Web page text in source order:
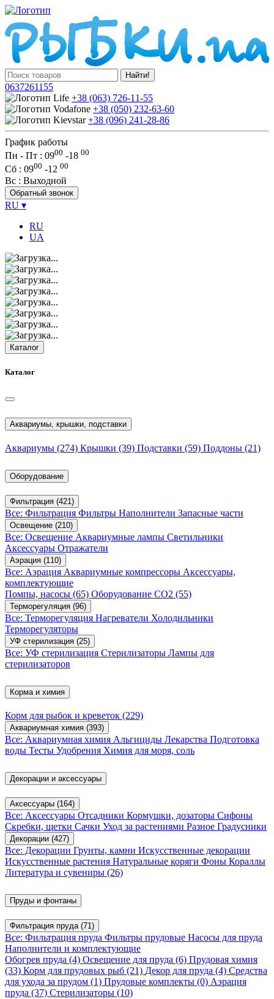
Найти!
0637261155
+38 (063) 726-11-55
+38 (050) 232-63-60
+38 (096) 241-28-86
График работы
Пн - Пт : 0900 -18 00
Сб : 0900 -12 00
Вс : Выходной
Обратный звонок
RU ▾
RU
UA
Каталог
Каталог
Аквариумы, крышки, подставки
Аквариумы (274) Крышки (39) Подставки (59) Поддоны (21)
Оборудование
Фильтрация (421)
Все: Фильтрация Фильтры Наполнители Запасные части
Освещение (210)
Все: Освещение Аквариумные лампы Светильники
Аксессуары Отражатели
Аэрация (110)
Все: Аэрация Аквариумные компрессоры Аксессуары,
комплектующие
Помпы, насосы (65) Оборудование CO2 (55)
Терморегуляция (96)
Все: Терморегуляция Нагреватели Холодильники
Терморегуляторы
УФ стерилизация (25)
Все: УФ стерилизация Стерилизаторы Лампы для
стерилизаторов
Корма и химия
Корм для рыбок и креветок (229)
Аквариумная химия (393)
Все: Аквариумная химия Альгициды Лекарства Подготовка
воды Тесты Удобрения Химия для моря, соль
Декорации и аксессуары
Аксессуары (164)
Все: Аксессуары Отсадники Кормушки, дозаторы Сифоны
Скребки, щетки Сачки Уход за растениями Разное Градусники
Декорации (427)
Все: Декорации Грунты, камни Искусственные декорации
Искусственные растения Натуральные коряги Фоны Кораллы
Литература и сувениры (26)
Пруды и фонтаны
Фильтрация пруда (71)
Все: Фильтрация пруда Фильтры прудовые Насосы для пруда
Наполнители и комплектующие
Обогрев пруда (4) Освещение для пруда (6) Прудовая химия
(33) Корм для прудовых рыб (21) Декор для пруда (4) Средства
для ухода за прудом (1) Прудовые комплекты (0) Аэрация
пруда (37) Стерилизаторы (10)